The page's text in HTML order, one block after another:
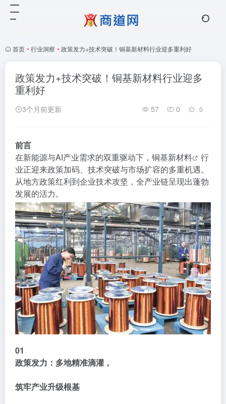
首页 • 行业洞察 • 政策发力+技术突破！铜基新材料行业迎多重利好
政策发力+技术突破！铜基新材料行业迎多
重利好
3个月前更新 57 0 0
前言
在新能源与AI产业需求的双重驱动下， 铜基新材料
行
业正迎来政策加码、技术突破与市场扩容的多重机遇。
从地方政策红利到企业技术攻坚，全产业链呈现出蓬勃
发展的活力。
01
政策发力： 多地精准滴灌，
筑牢产业升级根基